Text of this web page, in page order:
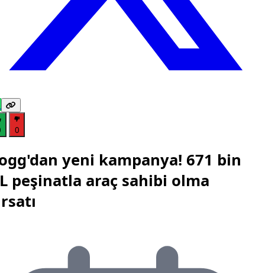
0
yeni kampanya! 671 bin
peşinatla araç sahibi olma